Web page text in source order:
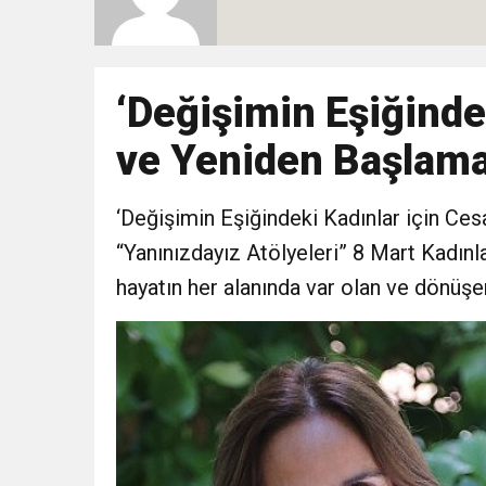
10:02 Gelecek Partisi İzmir
9:33 CHP’li 3 Genç
8:35 Anneler Günü’nde
14:11 Buca’da Ruhsatı
18:28 Eğitim Camiasının
‘Değişimin
ve Yeniden
‘Değişimin Eşiğindeki Kadınlar için
“Yanınızdayız Atölyeleri” 8 Mart
hayatın her alanında var olan ve